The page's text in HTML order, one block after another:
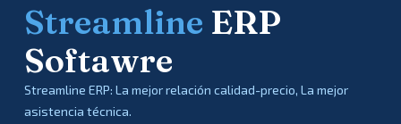
Streamline ERP
Softawre
Streamline ERP: La mejor relación calidad-precio, La mejor
asistencia técnica.